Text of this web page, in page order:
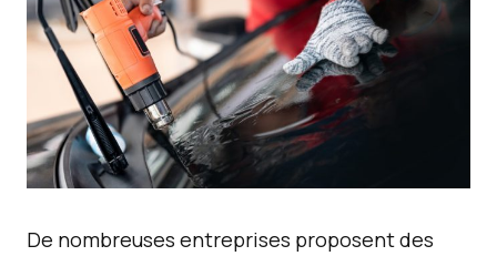
De nombreuses entreprises proposent des